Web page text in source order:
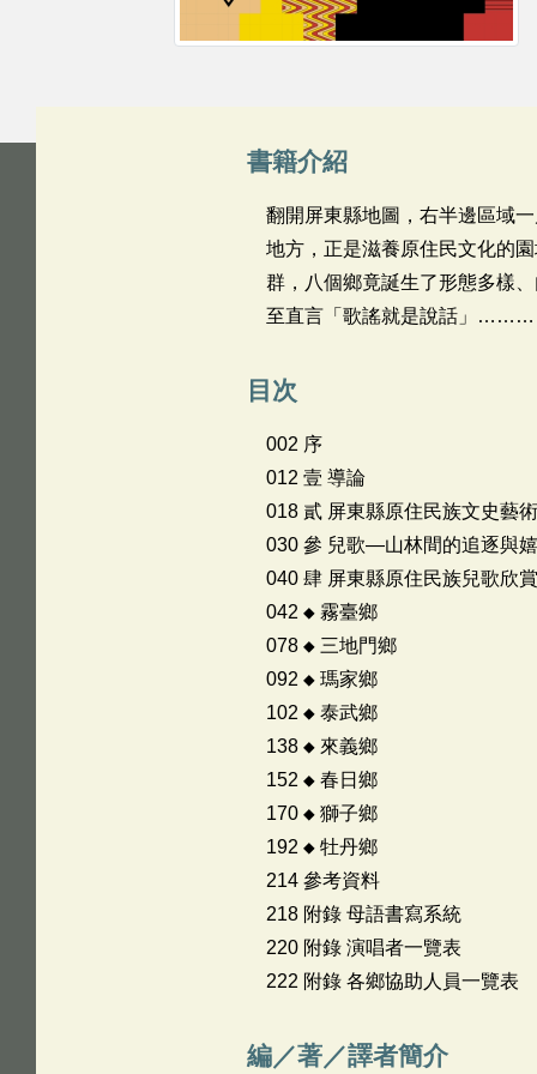
書籍介紹
翻開屏東縣地圖，右半邊區域
地方，正是滋養原住民文化的
群，八個鄉竟誕生了形態多樣
至直言「歌謠就是說話」………
目次
002 序
012 壹 導論
018 貳 屏東縣原住民族文史藝
030 參 兒歌―山林間的追逐與
040 肆 屏東縣原住民族兒歌欣賞
042 ◆ 霧臺鄉
078 ◆ 三地門鄉
092 ◆ 瑪家鄉
102 ◆ 泰武鄉
138 ◆ 來義鄉
152 ◆ 春日鄉
170 ◆ 獅子鄉
192 ◆ 牡丹鄉
214 參考資料
218 附錄 母語書寫系統
220 附錄 演唱者一覽表
222 附錄 各鄉協助人員一覽表
編／著／譯者簡介